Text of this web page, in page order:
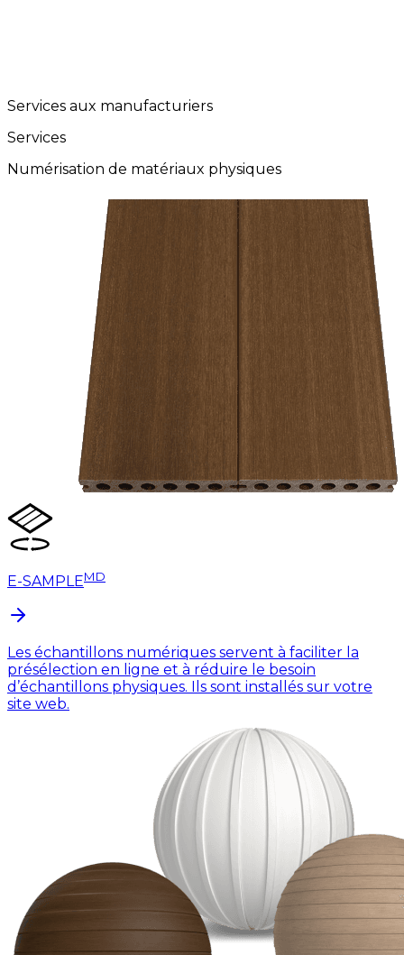
Services aux manufacturiers
Services
Numérisation de matériaux physiques
E-SAMPLEMD
Les échantillons numériques servent à faciliter la
présélection en ligne et à réduire le besoin
d’échantillons physiques. Ils sont installés sur votre
site web.